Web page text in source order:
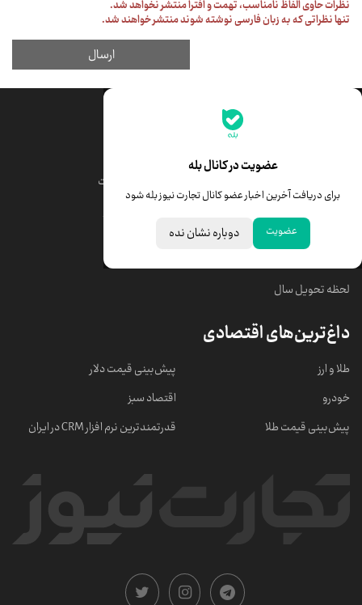
عضویت در کانال بله
برای دریافت آخرین اخبار عضو کانال تجارت نیوز بله شود
عضویت دوباره نشان نده
جدیدترین قیمت‌ها
قیمت درهم امارات
خبرهای مهم
لحظه تحویل سال
داغ‌ترین‌های اقتصادی
طلا و ارز
خودرو
پیش‌بینی قیمت طلا
پیش‌بینی قیمت دلار
اقتصاد سبز
قدرتمندترین نرم‌ افزار CRM در ایران